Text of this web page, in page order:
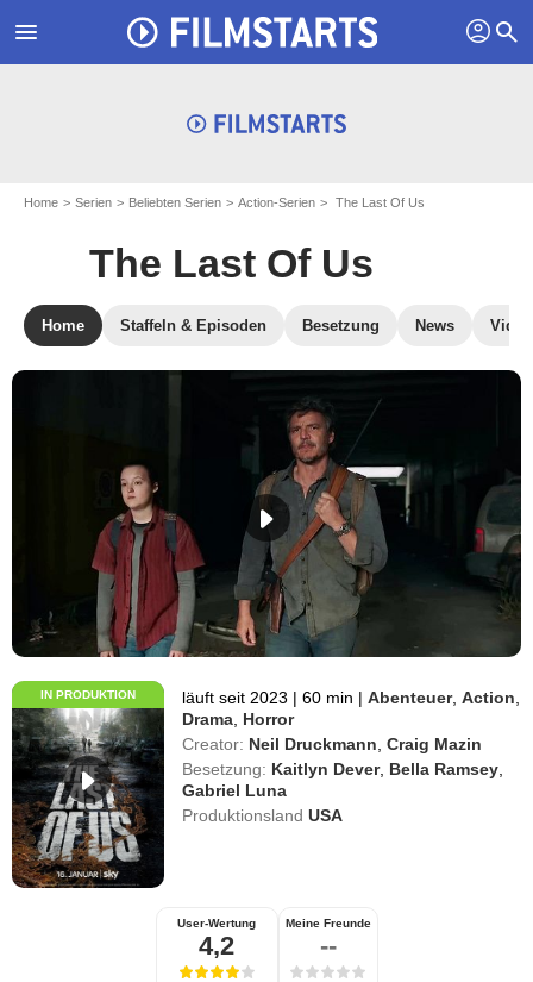
menu profil search
Home Serien Beliebten Serien Action-Serien The Last Of Us
The Last Of Us
Home Staffeln & Episoden Besetzung News
IN PRODUKTION läuft seit 2023 | 60 min | Abenteuer,Action
Drama Horror
Creator: Neil Druckmann ,Craig Mazin
Besetzung: Kaitlyn Dever, Bella Ramsey
Gabriel Luna
Produktionsland USA
User-Wertung
4,2
Meine Freunde
--